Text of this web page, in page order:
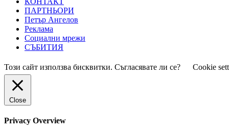
ПАРТНЬОРИ
Петър Ангелов
Реклама
Социални мрежи
СЪБИТИЯ
Този сайт използва бисквитки. Съгласявате ли се? Cookie
Close
Privacy Overview